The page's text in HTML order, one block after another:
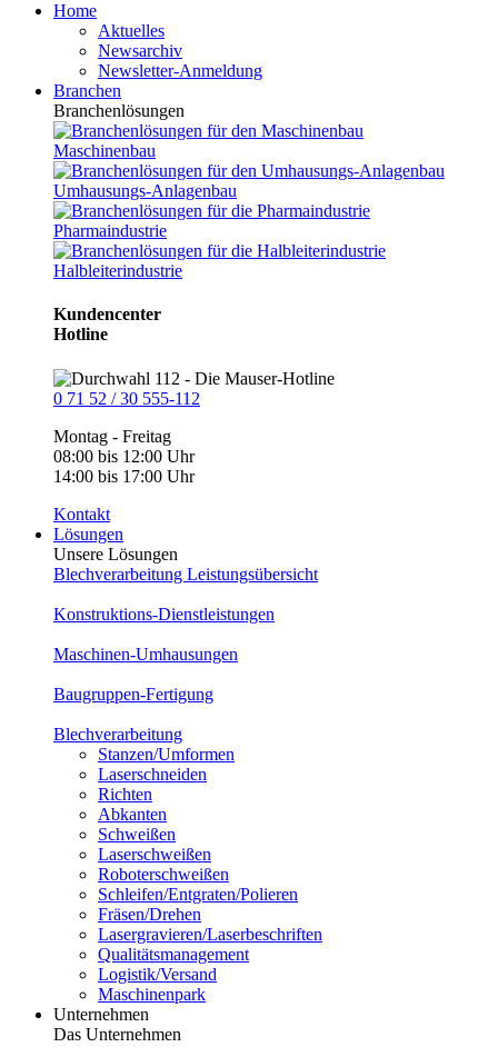
Home
Aktuelles
Newsarchiv
Newsletter-Anmeldung
Branchen
Branchenlösungen
Maschinenbau
Umhausungs-Anlagenbau
Pharmaindustrie
Halbleiterindustrie
Kundencenter
Hotline
0 71 52 / 30 555-112
Montag - Freitag
08:00 bis 12:00 Uhr
14:00 bis 17:00 Uhr
Kontakt
Lösungen
Unsere Lösungen
Blechverarbeitung Leistungsübersicht
Konstruktions-Dienstleistungen
Maschinen-Umhausungen
Baugruppen-Fertigung
Blechverarbeitung
Stanzen/Umformen
Laserschneiden
Richten
Abkanten
Schweißen
Laserschweißen
Roboterschweißen
Schleifen/Entgraten/Polieren
Fräsen/Drehen
Lasergravieren/Laserbeschriften
Qualitätsmanagement
Logistik/Versand
Maschinenpark
Unternehmen
Das Unternehmen